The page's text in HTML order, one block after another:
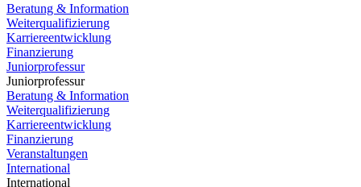
Beratung & Information
Weiterqualifizierung
Karriereentwicklung
Finanzierung
Juniorprofessur
Juniorprofessur
Beratung & Information
Weiterqualifizierung
Karriereentwicklung
Finanzierung
Veranstaltungen
International
International